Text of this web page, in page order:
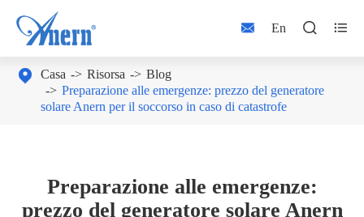
 En  
 Casa Risorsa
Blog
Preparazione alle emergenze: prezzo del generatore
solare Anern per il soccorso in caso di catastrofe
Preparazione alle emergenze:
prezzo del generatore solare Anern